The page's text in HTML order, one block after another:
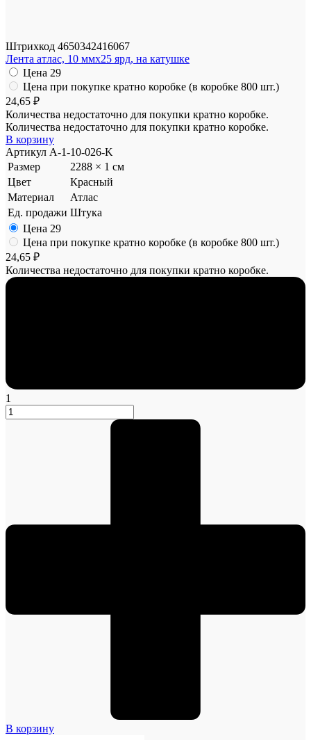
Штрихкод 4650342416067
Лента атлас, 10 ммx25 ярд, на катушке
Цена 29
Цена при покупке кратно коробке (в коробке 800 шт.)
24,65 ₽
Количества недостаточно для покупки кратно коробке.
Количества недостаточно для покупки кратно коробке.
В корзину
Артикул A-1-10-026-K
Размер
2288 × 1 см
Цвет
Красный
Материал
Атлас
Ед. продажи Штука
Цена 29
Цена при покупке кратно коробке (в коробке 800 шт.)
24,65 ₽
Количества недостаточно для покупки кратно коробке.
1
В корзину